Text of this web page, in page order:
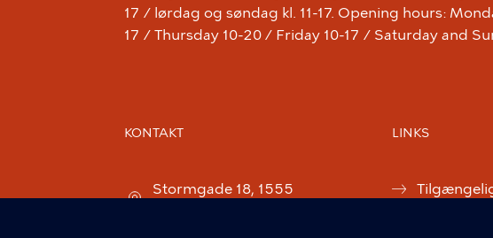
17 / lørdag og søndag kl. 11-17. Opening hours:
17 / Thursday 10-20 / Friday 10-17 / Saturday and
KONTAKT
Stormgade 18, 1555
LINKS